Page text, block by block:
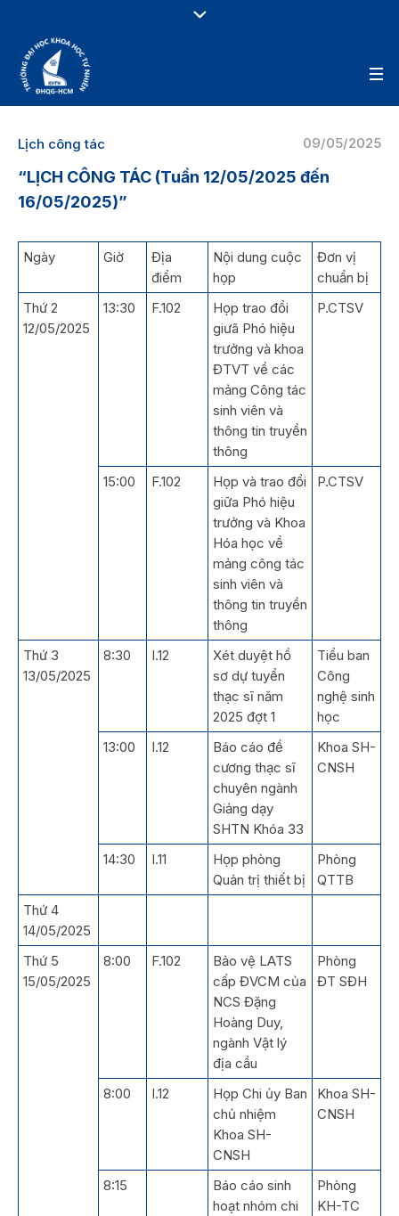
09/05/2025
Lịch công tác
“LỊCH CÔNG TÁC (Tuần 12/05/2025 đến
16/05/2025)”
Ngày Giờ
Địa
điểm
Nội dung cuộc
họp
Đơn vị
chuẩn bị
Thứ 2
12/05/2025
13:30 F.102
Họp trao đổi
giưã Phó hiệu
trưởng và khoa
ĐTVT về các
mảng Công tác
sinh viên và
thông tin truyền
thông
P.CTSV
15:00 F.102
Họp và trao đổi
giữa Phó hiệu
trưởng và Khoa
Hóa học về
mảng công tác
sinh viên và
thông tin truyền
thông
P.CTSV
Thứ 3
13/05/2025
8:30 I.12
Xét duyệt hồ
sơ dự tuyển
thạc sĩ năm
2025 đợt 1
Tiểu ban
Công
nghệ sinh
học
13:00
I.12
Báo cáo đề
cương thạc sĩ
chuyên ngành
Giảng dạy
SHTN Khóa 33
Khoa SH-
CNSH
14:30 I.11
Họp phòng
Quản trị thiết bị
Phòng
QTTB
Thứ 4
14/05/2025
Thứ 5
15/05/2025
8:00 F.102
Bảo vệ LATS
cấp ĐVCM của
NCS Đặng
Hoàng Duy,
ngành Vật lý
địa cầu
Phòng
ĐT SĐH
8:00 I.12
Họp Chi ủy Ban
chủ nhiệm
Khoa SH-
CNSH
Khoa SH-
CNSH
8:15
Báo cáo sinh
hoạt nhóm chi
Phòng
KH-TC